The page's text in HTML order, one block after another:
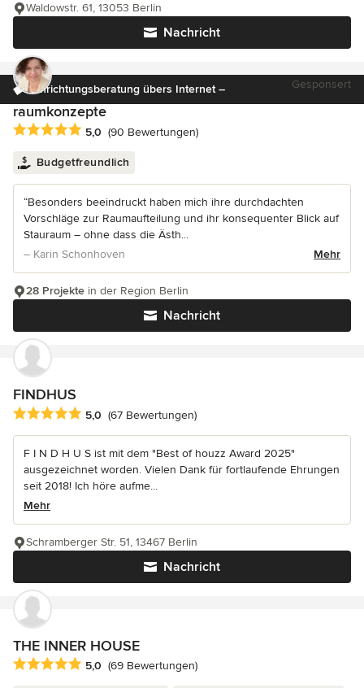
Nachricht
Waldowstr. 61, 13053 Berlin
Einrichtungsberatung übers Internet – Gesponsert
raumkonzepte
Durchschnittliche Bewertung: 5 von 5 Sternen
5,0 (90 Bewertungen)
Budgetfreundlich
“Besonders beeindruckt haben mich ihre durchdachten
Vorschläge zur Raumaufteilung und ihr konsequenter Blick auf
Stauraum – ohne dass die Ästh...
– Karin Schonhoven
Mehr
Nachricht
28 Projekte in der Region Berlin
FINDHUS
Durchschnittliche Bewertung: 5 von 5 Sternen
5,0 (67 Bewertungen)
F I N D H U S ist mit dem "Best of houzz Award 2025"
ausgezeichnet worden. Vielen Dank für fortlaufende Ehrungen
seit 2018! Ich höre aufme...
Mehr
Nachricht
Schramberger Str. 51, 13467 Berlin
THE INNER HOUSE
Durchschnittliche Bewertung: 5 von 5 Sternen
5,0 (69 Bewertungen)